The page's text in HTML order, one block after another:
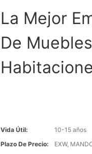
La Mejor
De
Vida Útil:
10-15 años
Plazo De Precio:
EXW,